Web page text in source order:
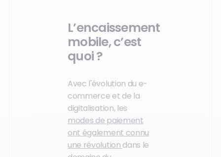
L’encaissement
mobile, c’est
quoi ?
Avec l'évolution du e-
commerce et de la
digitalisation, les
modes de paiement
ont également connu
une révolution dans le